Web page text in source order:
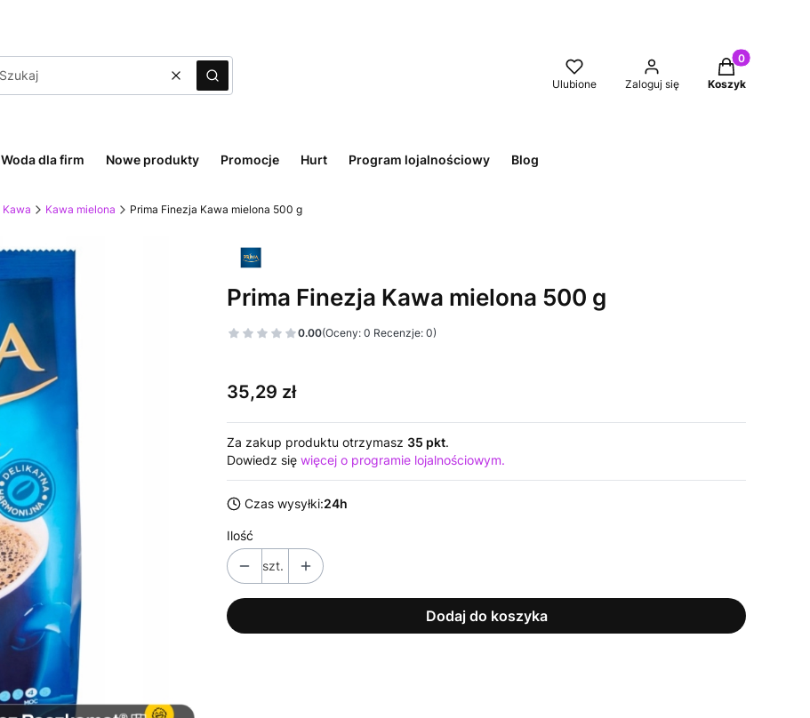
WyczyśćSzukaj Ulubione Zaloguj się
Produkty w
Koszyk
Woda dla firm Nowe produkty Promocje Hurt Program lojalnościowy Blog
Kawa Kawa mielona Prima Finezja Kawa mielona 500 g
Prima Finezja Kawa mielona 500 g
0.00(Oceny: 0 Recenzje: 0)
Cena
35,29 zł
Za zakup produktu otrzymasz 35 pkt.
Dowiedz się więcej o programie lojalnościowym.
Czas wysyłki:24h
Ilość
szt.
Dodaj do koszyka